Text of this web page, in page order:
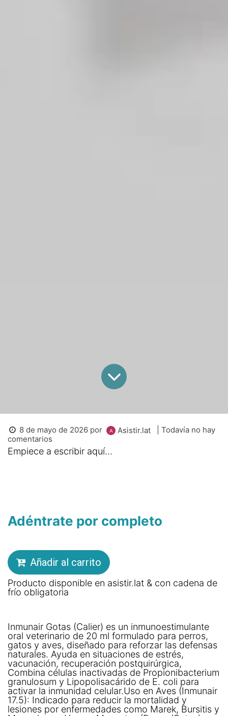
8 de mayo de 2026 por Asistir.lat
| Todavía no hay
comentarios
Empiece a escribir aquí...
Adéntrate por completo
Añadir al carrito
Producto disponible en asistir.lat & con cadena de
frío obligatoria
Inmunair Gotas (Calier) es un inmunoestimulante
oral veterinario de 20 ml formulado para perros,
gatos y aves, diseñado para reforzar las defensas
naturales. Ayuda en situaciones de estrés,
vacunación, recuperación postquirúrgica,
Combina células inactivadas de Propionibacterium
granulosum y Lipopolisacárido de E. coli para
activar la inmunidad celular.Uso en Aves (Inmunair
17.5): Indicado para reducir la mortalidad y
lesiones por enfermedades como Marek, Bursitis y